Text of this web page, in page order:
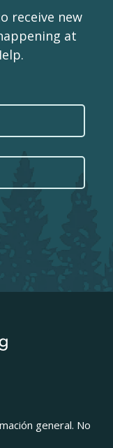
receive new
at
general. No